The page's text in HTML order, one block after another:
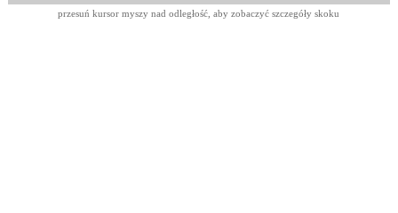
przesuń kursor myszy nad odległość, aby zobaczyć szczegóły skoku